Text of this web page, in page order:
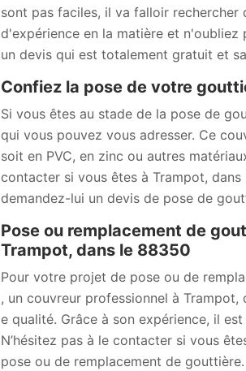
sont pas faciles, il va falloir rechercher
d'expérience en la matière et
un devis qui est totalement gratuit et
Confiez la pose de votre
Si vous êtes au stade de la pose de
qui vous pouvez vous adresser. Ce
soit en PVC, en zinc ou autres
contacter si vous êtes à Trampot,
demandez-lui un devis de pose de
Pose ou remplacement de
Trampot, dans le 88350
Pour votre projet de pose ou de
, un couvreur professionnel à
e qualité. Grâce à son expérience, il
N’hésitez pas à le contacter si vous
pose ou de remplacement de gouttière.